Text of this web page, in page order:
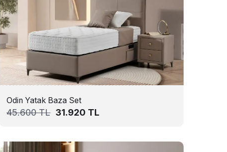
Odin Yatak Baza Set
45.600TL 31.920 TL